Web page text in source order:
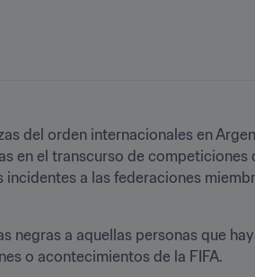
del orden internacionales en
en el transcurso de competiciones
a las federaciones
negras a aquellas personas que
o acontecimientos de la FIFA.